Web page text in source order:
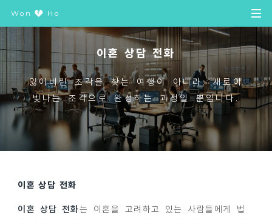
Won Ho
이혼 상담 전화
잃어버린 조각을 찾는 여행이 아니라, 새로이
빛나는 조각으로 완성하는 과정일 뿐입니다.
이혼 상담 전화
이혼 상담 전화는 이혼을 고려하고 있는 사람들에게 법